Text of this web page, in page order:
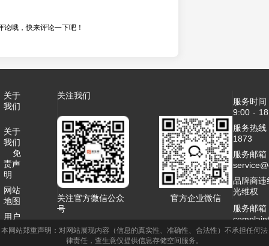
论哦，快来评论一下吧！
关于
我们
关于
我们
免
责声
明
网站
地图
用户
协议
关注我们
关注官方微信公众
号
官方企业微信
服务时
9:00 -
服务热
1873
服务邮箱
品牌商违
光维权
服务邮箱
客服QQ
本网站郑重声明：对网站展现内容（信息的真实性、准确性、合法性）不承担任何法
律责任，查生意仅提供信息存储空间服务。